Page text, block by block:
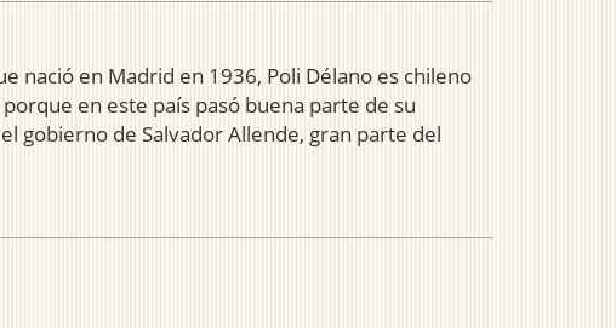
nació en Madrid en 1936, Poli Délano es chileno
en este país pasó buena parte de su
gobierno de Salvador Allende, gran parte del